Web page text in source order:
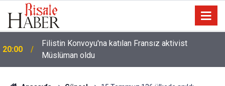
20:00
Filistin Konvoyu'na katılan Fransız aktivist
Müslüman oldu